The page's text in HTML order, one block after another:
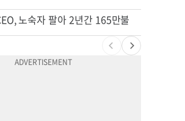
노숙자 팔아 2년간 165만불